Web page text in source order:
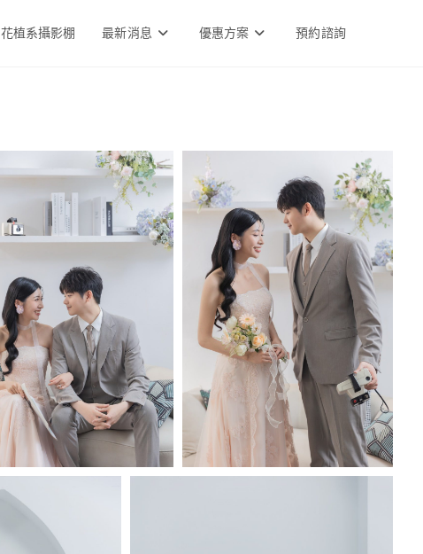
花植系攝影棚 最新消息 優惠方案 預約諮詢